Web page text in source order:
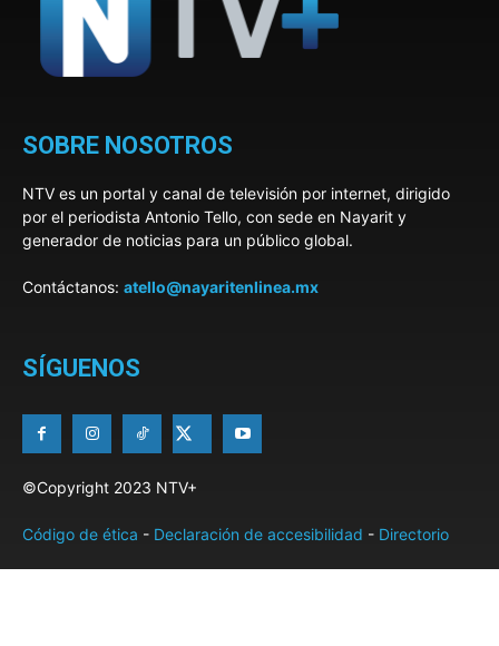
SOBRE NOSOTROS
NTV es un portal y canal de televisión por internet, dirigido
por el periodista Antonio Tello, con sede en Nayarit y
generador de noticias para un público global.
Contáctanos: atello@nayaritenlinea.mx
SÍGUENOS
©Copyright 2023 NTV+
Código de ética - Declaración de accesibilidad - Directorio